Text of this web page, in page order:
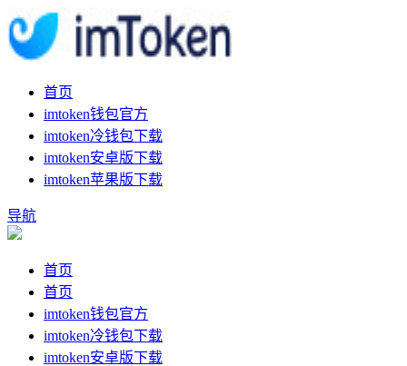
首页
imtoken钱包官方
imtoken冷钱包下载
imtoken安卓版下载
imtoken苹果版下载
导航
首页
首页
imtoken钱包官方
imtoken冷钱包下载
imtoken安卓版下载